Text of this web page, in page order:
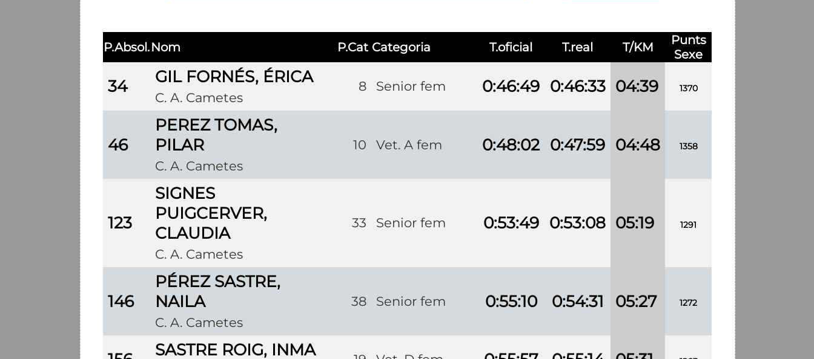
P.Absol.Nom P.Cat Categoria T.oficial T.real T/KM
Punts
Sexe
34 GIL FORNÉS, ÉRICA
C. A. Cametes
8 Senior fem 0:46:49 0:46:33 04:39 1370
46
PEREZ TOMAS,
PILAR
C. A. Cametes
10 Vet. A fem 0:48:02 0:47:59 04:48 1358
123
SIGNES
PUIGCERVER,
CLAUDIA
C. A. Cametes
33 Senior fem 0:53:49 0:53:08 05:19 1291
146
PÉREZ SASTRE,
NAILA
C. A. Cametes
38 Senior fem 0:55:10 0:54:31 05:27 1272
SASTRE ROIG, INMA